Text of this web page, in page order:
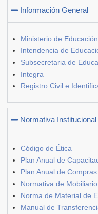
Información General
Ministerio de Educación
Intendencia de
Subsecretaria de
Integra
Registro Civil e
Normativa Institucional
Código de Ética
Plan Anual de
Plan Anual de Compras
Normativa de
Norma de Material de
Manual de